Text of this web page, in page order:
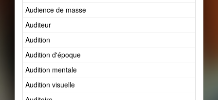
Audience de masse
Auditeur
Audition
Audition d'époque
Audition mentale
Audition visuelle